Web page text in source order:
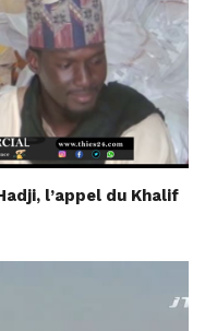
l’appel du Khalif